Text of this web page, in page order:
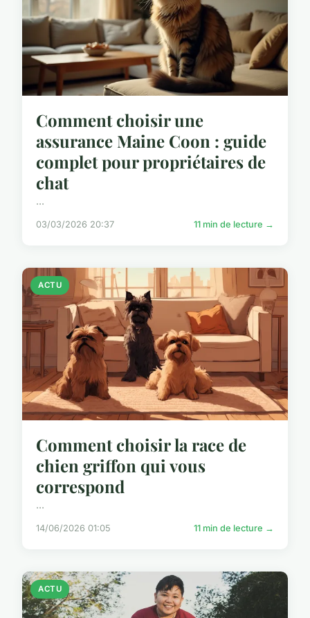
Comment choisir une
assurance Maine Coon : guide
complet pour propriétaires de
chat
...
03/03/2026 20:37 11 min de lecture →
ACTU
Comment choisir la race de
chien griffon qui vous
correspond
...
14/06/2026 01:05 11 min de lecture →
ACTU